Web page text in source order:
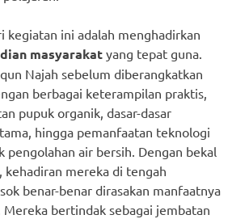
kegiatan ini adalah menghadirkan
masyarakat yang tepat guna.
Najah sebelum diberangkatkan
berbagai keterampilan praktis,
pupuk organik, dasar-dasar
hingga pemanfaatan teknologi
pengolahan air bersih. Dengan bekal
kehadiran mereka di tengah
benar-benar dirasakan manfaatnya
Mereka bertindak sebagai jembatan